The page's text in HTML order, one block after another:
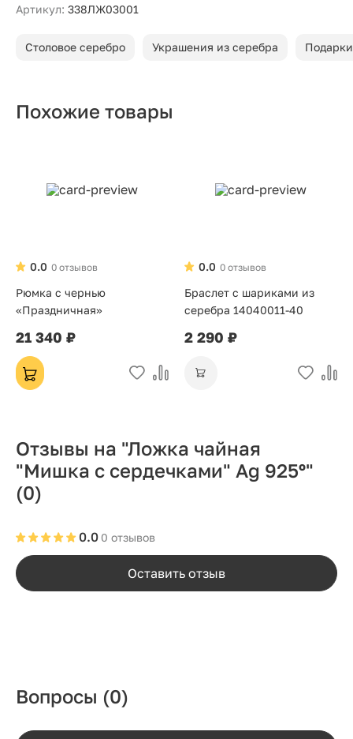
Артикул: 338ЛЖ03001
Столовое серебро Украшения из серебра
Похожие товары
0 отзывов
0.0
Рюмка с чернью
«Праздничная»
21 340 ₽
0 отзывов
0.0
Браслет с шариками из
серебра 14040011-40
2 290 ₽
Отзывы на "Ложка чайная
"Мишка с сердечками" Ag 925º"
(0)
0 отзывов
0.0
Оставить отзыв
Вопросы (0)